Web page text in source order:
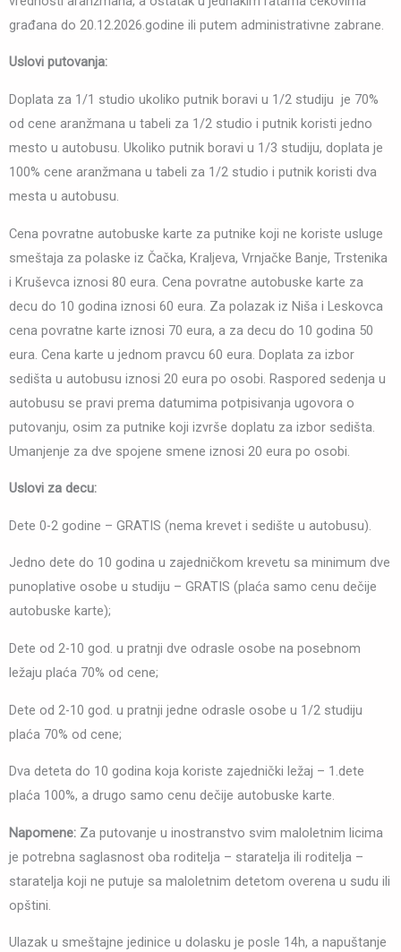
građana do 20.12.2026.godine ili putem administrativne zabrane.
Uslovi putovanja:
Doplata za 1/1 studio ukoliko putnik boravi u 1/2 studiju je 70%
od cene aranžmana u tabeli za 1/2 studio i putnik koristi jedno
mesto u autobusu. Ukoliko putnik boravi u 1/3 studiju, doplata je
100% cene aranžmana u tabeli za 1/2 studio i putnik koristi dva
mesta u autobusu.
Cena povratne autobuske karte za putnike koji ne koriste usluge
smeštaja za polaske iz Čačka, Kraljeva, Vrnjačke Banje, Trstenika
i Kruševca iznosi 80 eura. Cena povratne autobuske karte za
decu do 10 godina iznosi 60 eura. Za polazak iz Niša i Leskovca
cena povratne karte iznosi 70 eura, a za decu do 10 godina 50
eura. Cena karte u jednom pravcu 60 eura. Doplata za izbor
sedišta u autobusu iznosi 20 eura po osobi. Raspored sedenja u
autobusu se pravi prema datumima potpisivanja ugovora o
putovanju, osim za putnike koji izvrše doplatu za izbor sedišta.
Umanjenje za dve spojene smene iznosi 20 eura po osobi.
Uslovi za decu:
Dete 0-2 godine – GRATIS (nema krevet i sedište u autobusu).
Jedno dete do 10 godina u zajedničkom krevetu sa minimum dve
punoplative osobe u studiju – GRATIS (plaća samo cenu dečije
autobuske karte);
Dete od 2-10 god. u pratnji dve odrasle osobe na posebnom
ležaju plaća 70% od cene;
Dete od 2-10 god. u pratnji jedne odrasle osobe u 1/2 studiju
plaća 70% od cene;
Dva deteta do 10 godina koja koriste zajednički ležaj – 1.dete
plaća 100%, a drugo samo cenu dečije autobuske karte.
Napomene: Za putovanje u inostranstvo svim maloletnim licima
je potrebna saglasnost oba roditelja – staratelja ili roditelja –
staratelja koji ne putuje sa maloletnim detetom overena u sudu ili
opštini.
Ulazak u smeštajne jedinice u dolasku je posle 14h, a napuštanje